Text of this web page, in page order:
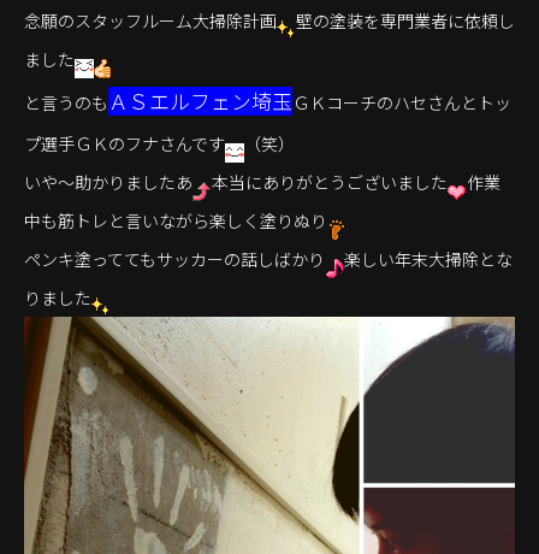
念願のスタッフルーム大掃除計画
壁の塗装を専門業者に依頼し
ました
と言うのも ＡＳエルフェン埼玉 ＧＫコーチのハセさんとトッ
プ選手ＧＫのフナさんです
（笑）
いや～助かりましたあ
本当にありがとうございました
作業
中も筋トレと言いながら楽しく塗りぬり
ペンキ塗っててもサッカーの話しばかり
楽しい年末大掃除とな
りました